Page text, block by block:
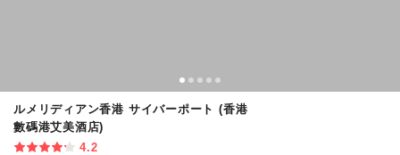
ルメリディアン香港 サイバーポート (香港
數碼港艾美酒店)
4.2